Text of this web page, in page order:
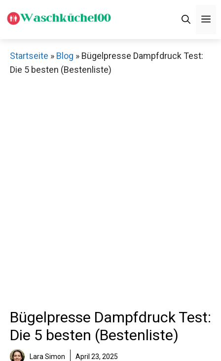
Inhalt
Startseite » Blog » Bügelpresse Dampfdruck Test:
Die 5 besten (Bestenliste)
Bügelpresse Dampfdruck Test:
Die 5 besten (Bestenliste)
Lara Simon April 23, 2025